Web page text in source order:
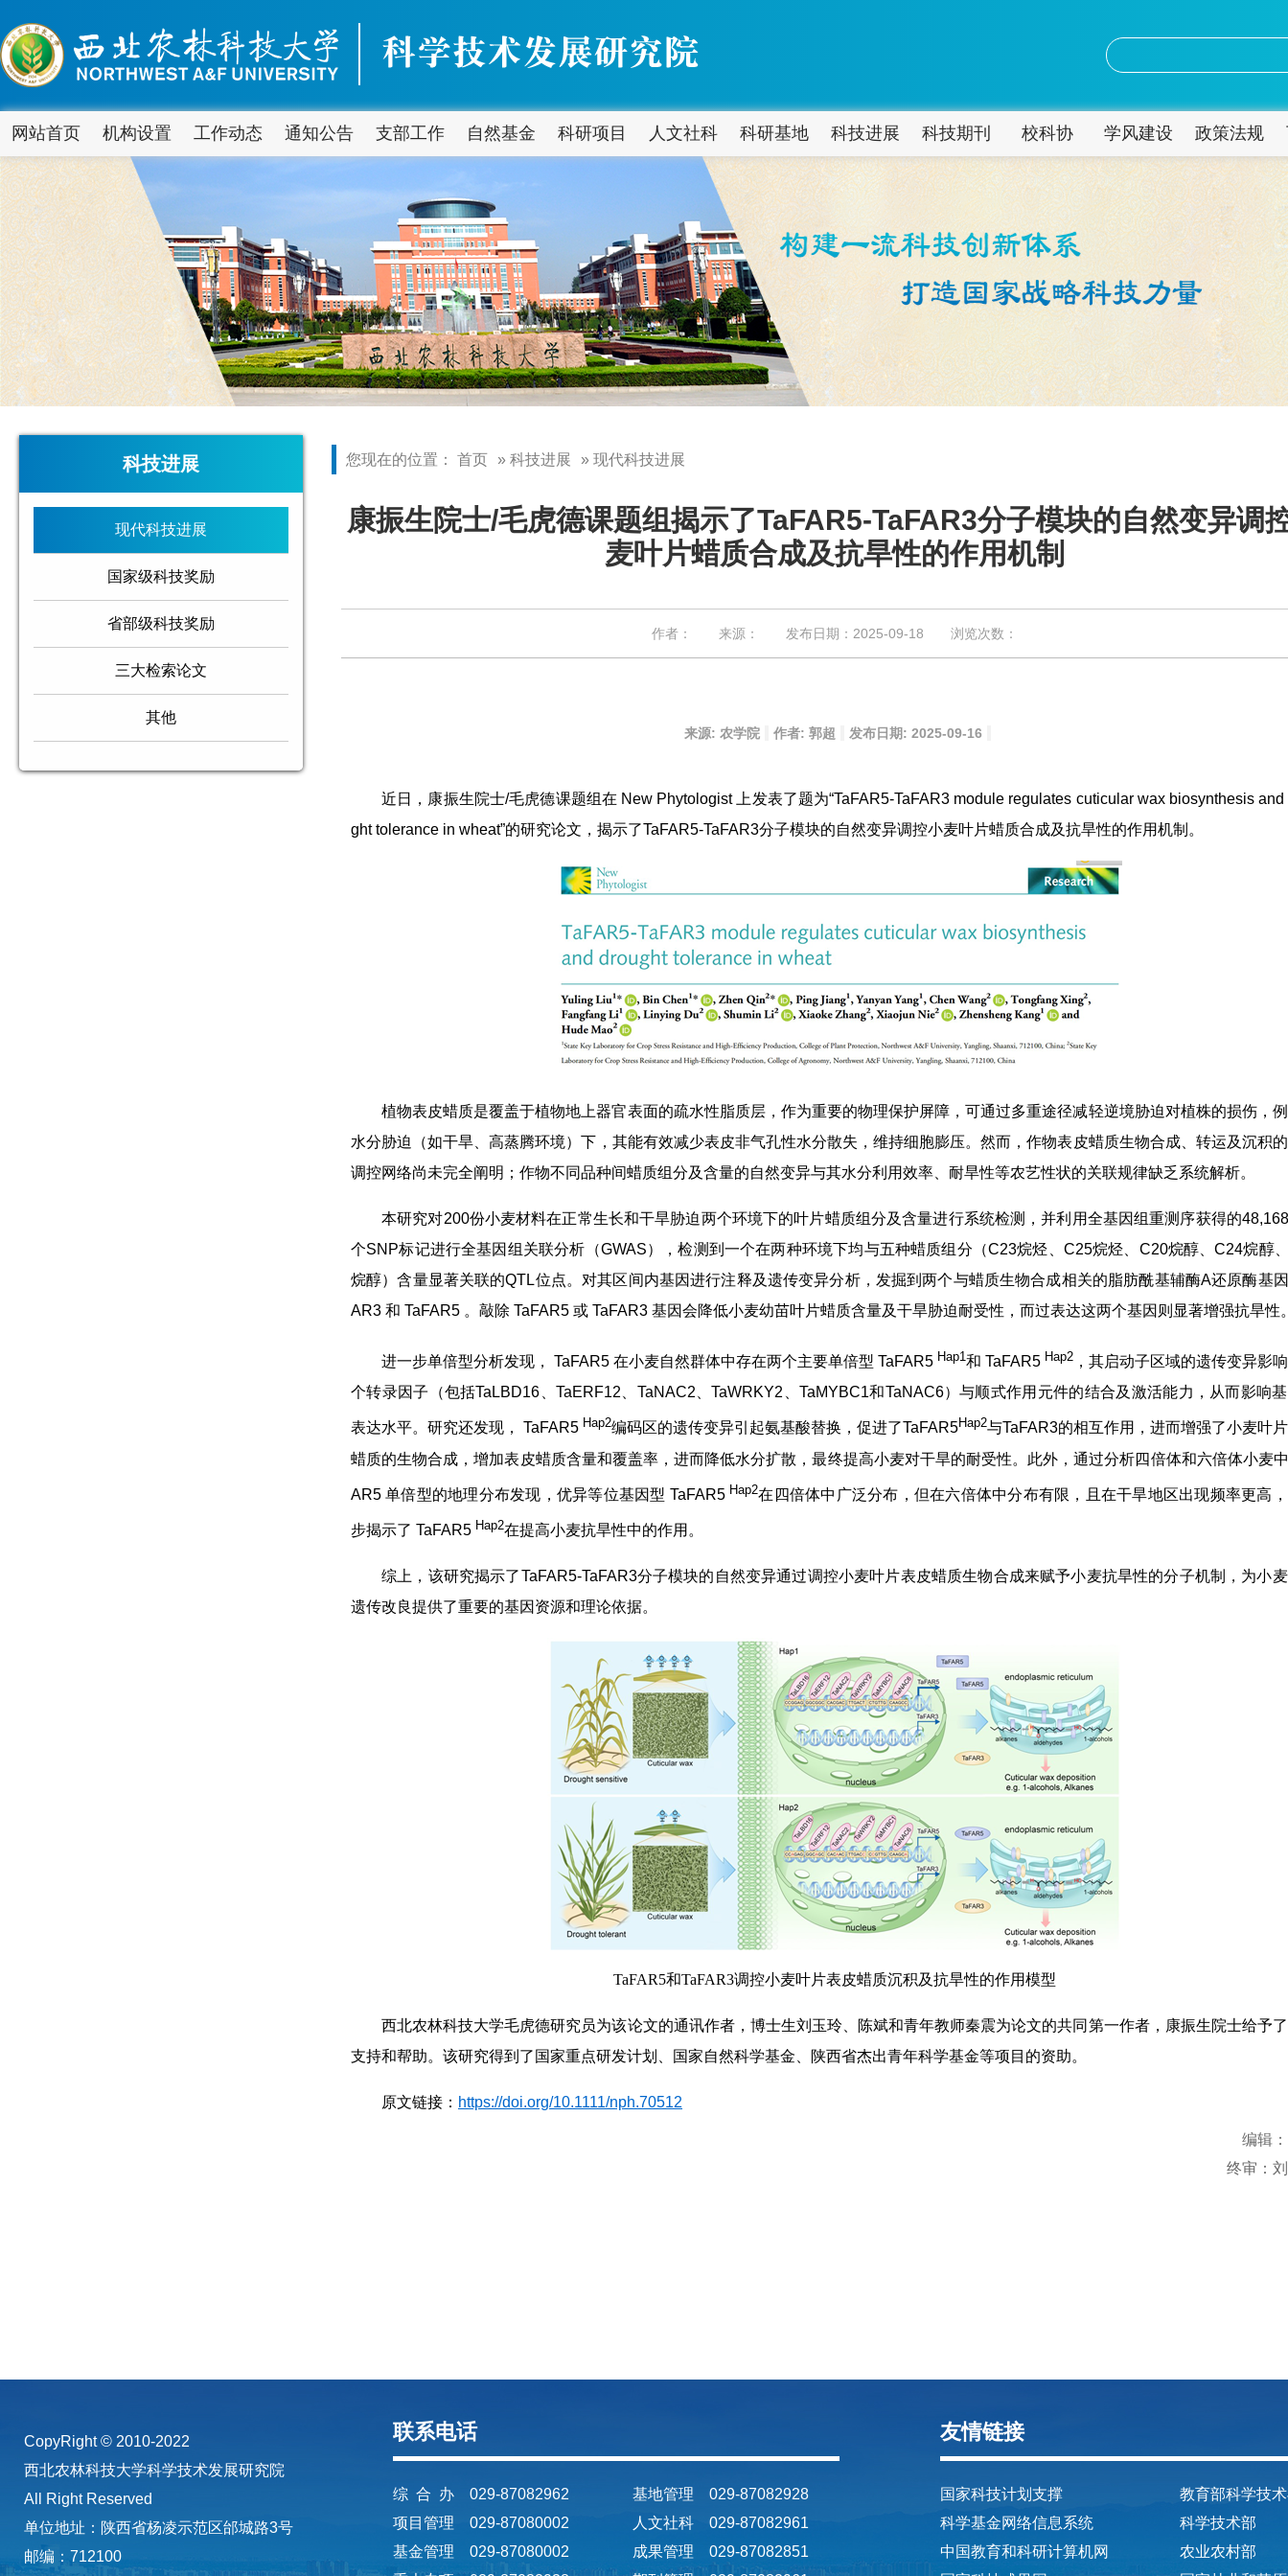
网站首页 机构设置 工作动态 通知公告 支部工作 自然基金 科研项目 人文社科 科研基地 科技进展 科技期刊 校科协 学风建设 政策法规
科技进展
现代科技进展
国家级科技奖励
省部级科技奖励
三大检索论文
其他
您现在的位置： 首页 » 科技进展 » 现代科技进展
康振生院士/毛虎德课题组揭示了TaFAR5-TaFAR3分子模块的自然变异调
麦叶片蜡质合成及抗旱性的作用机制
作者： 来源： 发布日期：2025-09-18 浏览次数：
来源: 农学院 作者: 郭超 发布日期: 2025-09-16
近日，康振生院士/毛虎德课题组在 New Phytologist 上发表了题为“TaFAR5-TaFAR3 module regulates cuticular wax biosynthesis and
ght tolerance in wheat”的研究论文，揭示了TaFAR5-TaFAR3分子模块的自然变异调控小麦叶片蜡质合成及抗旱性的作用机制。
植物表皮蜡质是覆盖于植物地上器官表面的疏水性脂质层，作为重要的物理保护屏障，可通过多重途径减轻逆境胁迫对植株的损伤，
水分胁迫（如干旱、高蒸腾环境）下，其能有效减少表皮非气孔性水分散失，维持细胞膨压。然而，作物表皮蜡质生物合成、转运及沉积
调控网络尚未完全阐明；作物不同品种间蜡质组分及含量的自然变异与其水分利用效率、耐旱性等农艺性状的关联规律缺乏系统解析。
本研究对200份小麦材料在正常生长和干旱胁迫两个环境下的叶片蜡质组分及含量进行系统检测，并利用全基因组重测序获得的
个SNP标记进行全基因组关联分析（GWAS），检测到一个在两种环境下均与五种蜡质组分（C23烷烃、C25烷烃、C20烷醇、C24烷醇
烷醇）含量显著关联的QTL位点。对其区间内基因进行注释及遗传变异分析，发掘到两个与蜡质生物合成相关的脂肪酰基辅酶A还原酶基
AR3 和 TaFAR5 。敲除 TaFAR5 或 TaFAR3 基因会降低小麦幼苗叶片蜡质含量及干旱胁迫耐受性，而过表达这两个基因则显著增强抗旱性
进一步单倍型分析发现， TaFAR5 在小麦自然群体中存在两个主要单倍型 TaFAR5 Hap1和 TaFAR5 Hap2 ，其启动子区域的遗传变异影
个转录因子（包括TaLBD16、TaERF12、TaNAC2、TaWRKY2、TaMYBC1和TaNAC6）与顺式作用元件的结合及激活能力，从而影响
表达水平。研究还发现， TaFAR5 Hap2编码区的遗传变异引起氨基酸替换，促进了TaFAR5Hap2与TaFAR3的相互作用，进而增强了小麦叶
蜡质的生物合成，增加表皮蜡质含量和覆盖率，进而降低水分扩散，最终提高小麦对干旱的耐受性。此外，通过分析四倍体和六倍体小麦
AR5 单倍型的地理分布发现，优异等位基因型 TaFAR5 Hap2在四倍体中广泛分布，但在六倍体中分布有限，且在干旱地区出现频率更高
步揭示了 TaFAR5 Hap2在提高小麦抗旱性中的作用。
综上，该研究揭示了TaFAR5-TaFAR3分子模块的自然变异通过调控小麦叶片表皮蜡质生物合成来赋予小麦抗旱性的分子机制，为小
遗传改良提供了重要的基因资源和理论依据。
TaFAR5和TaFAR3调控小麦叶片表皮蜡质沉积及抗旱性的作用模型
西北农林科技大学毛虎德研究员为该论文的通讯作者，博士生刘玉玲、陈斌和青年教师秦震为论文的共同第一作者，康振生院士给予
支持和帮助。该研究得到了国家重点研发计划、国家自然科学基金、陕西省杰出青年科学基金等项目的资助。
原文链接： https://doi.org/10.1111/nph.70512
编辑
终审：
CopyRight © 2010-2022
西北农林科技大学科学技术发展研究院
All Right Reserved
单位地址：陕西省杨凌示范区邰城路3号
邮编：712100
联系电话
综 合 办 029-87082962
基地管理 029-87082928
项目管理 029-87080002
人文社科 029-87082961
基金管理 029-87080002
成果管理 029-87082851
友情链接
国家科技计划支撑
教育部科学技
科学基金网络信息系统
科学技术部
中国教育和科研计算机网
农业农村部